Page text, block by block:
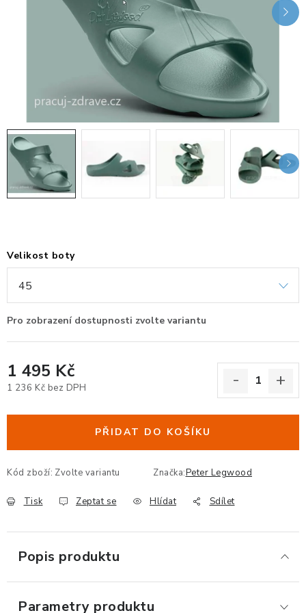
OBLÍBENÉ KATEGORIE
PODSEDÁKY NA ŽIDLE
ZDRAVOTNICKÉ POMŮCKY
PODSTAVCE POD MONITOR
PREZENTAČNÍ SYSTÉMY
DRŽÁKY NA TABLET - MOBIL
ERGONOMICKÉ PRODUKTY
PODLOŽKY POD NOHY
PODLOŽKY POD MYŠ A ZÁPĚSTÍ
VÝSUVY A DRŽÁKY NA KLÁVESNICI
DRŽÁKY LCD MONITORŮ A TV
STOJANY POD NOTEBOOK
Velikost boty
1 495 Kč
1 236 Kč bez DPH
PŘIDAT DO KOŠÍKU
Kód zboží: Zvolte variantu Značka:Peter Legwood
Tisk Zeptat se Hlídat Sdílet
Popis produktu
Parametry produktu